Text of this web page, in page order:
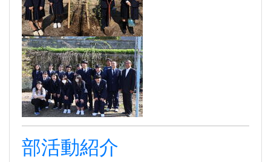
部活動紹介